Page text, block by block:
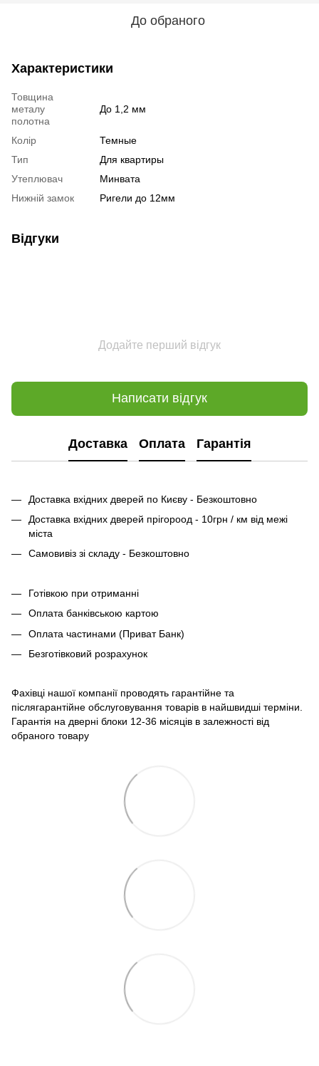
До обраного
Характеристики
Товщина
металу
полотна
До 1,2 мм
Колір
Темные
Тип
Для квартиры
Утеплювач
Минвата
Нижній замок
Ригели до 12мм
Відгуки
Додайте перший відгук
Написати відгук
Доставка Оплата Гарантія
Доставка вхідних дверей по Києву - Безкоштовно
Доставка вхідних дверей прігороод - 10грн / км від межі
міста
Самовивіз зі складу - Безкоштовно
Готівкою при отриманні
Оплата банківською картою
Оплата частинами (Приват Банк)
Безготівковий розрахунок
Фахівці нашої компанії проводять гарантійне та
післягарантійне обслуговування товарів в найшвидші терміни.
Гарантія на дверні блоки 12-36 місяців в залежності від
обраного товару